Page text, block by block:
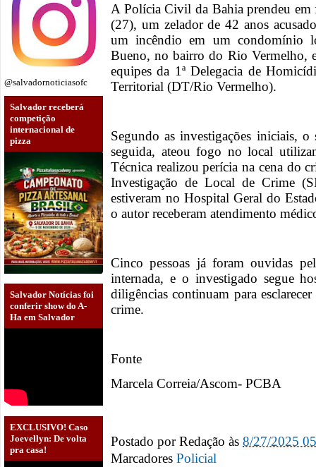
@salvadornoticiasofc
Salvador receberá
competição
internacional de
pizza
Salvador Notícias foi
conferir show do A-
Ha em Salvador
EXCLUSIVO! Caso
Joevellyn: De volta
pra casa!
A Polícia Civil da Bahia prendeu em
(27), um zelador de 42 anos
um incêndio em um condomínio
Bueno, no bairro do Rio Vermelho,
equipes da 1ª Delegacia de
Territorial (DT/Rio Vermelho).
Segundo as investigações iniciais,
seguida, ateou fogo no local
Técnica realizou perícia na cena do
Investigação de Local de Crime
estiveram no Hospital Geral do
o autor receberam atendimento
Cinco pessoas já foram ouvidas
internada, e o investigado segue
diligências continuam para
crime.
Fonte
Marcela Correia/Ascom- PCBA
Postado porRedação às 8/27/2025
Marcadores